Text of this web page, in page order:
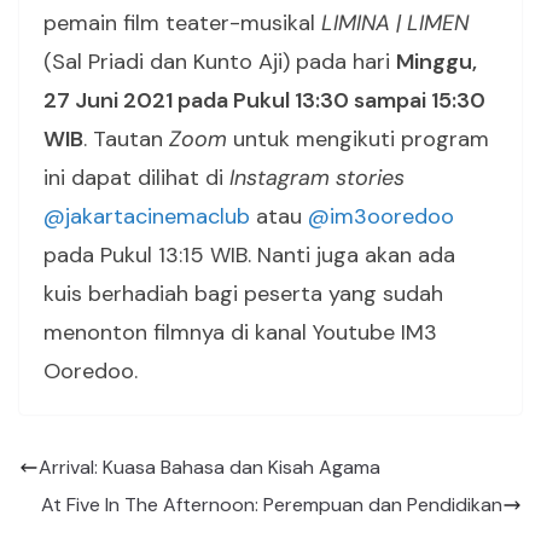
pemain film teater-musikal LIMINA | LIMEN
(Sal Priadi dan Kunto Aji) pada hari Minggu,
27 Juni 2021 pada Pukul 13:30 sampai 15:30
WIB. Tautan Zoom untuk mengikuti program
ini dapat dilihat di Instagram stories
@jakartacinemaclub atau @im3ooredoo
pada Pukul 13:15 WIB. Nanti juga akan ada
kuis berhadiah bagi peserta yang sudah
menonton filmnya di kanal Youtube IM3
Ooredoo.
Arrival: Kuasa Bahasa dan Kisah Agama
At Five In The Afternoon: Perempuan dan Pendidikan